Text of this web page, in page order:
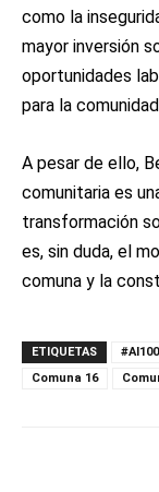
como la
mayor inversión
oportunidades
para la
A pesar de ello,
comunitaria es
transformación
es, sin duda, el
comuna y la
ETIQUETAS
Comuna 16